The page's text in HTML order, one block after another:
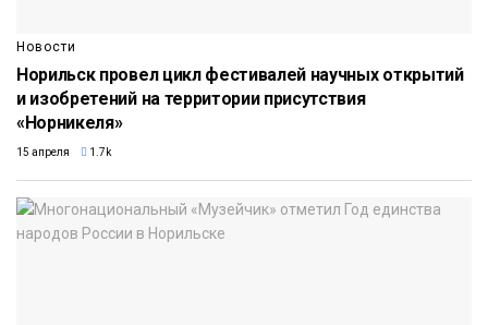
Новости
Норильск провел цикл фестивалей научных открытий
и изобретений на территории присутствия
«Норникеля»
15 апреля 1.7k